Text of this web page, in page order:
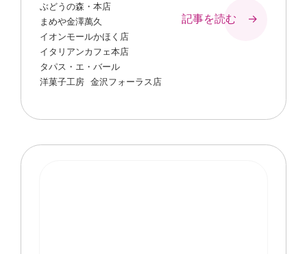
ぶどうの森・本店
まめや金澤萬久
イオンモールかほく店
イタリアンカフェ本店
タパス・エ・バール
洋菓子工房 金沢フォーラス店
記事を読む →